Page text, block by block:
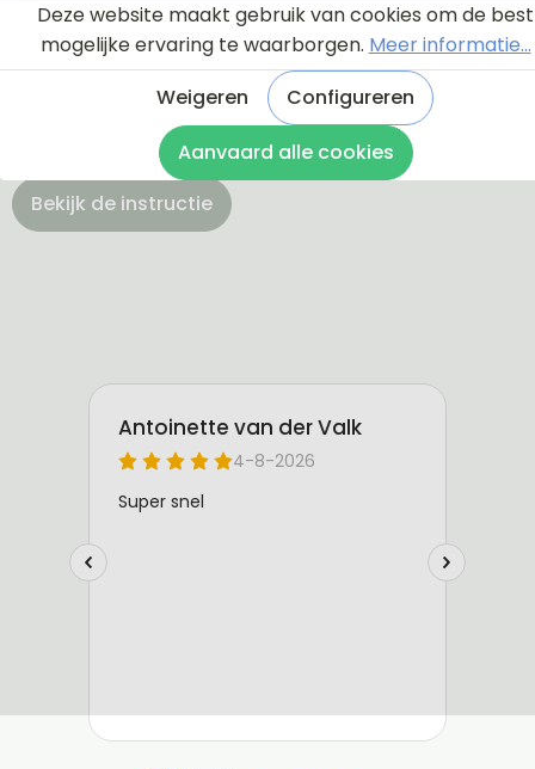
Via onderstaande knop komt u bij een instructie en
een tutorial die u een rondleiding geeft door de
ontwerptool. Hierdoor weet u precies hoe u zelf uw
naambordje helemaal kunt aanpassen en naar uw
eigen smaak kunt ontwerpen.
Bekijk de instructie
Deze website maakt gebruik van cookies om de best
mogelijke ervaring te waarborgen. Meer informatie...
Weigeren
Configureren
Aanvaard alle cookies